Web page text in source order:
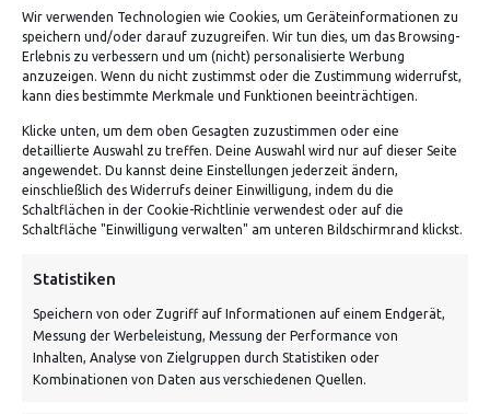
Wir verwenden Technologien wie Cookies, um Geräteinformationen zu
speichern und/oder darauf zuzugreifen. Wir tun dies, um das Browsing-
Erlebnis zu verbessern und um (nicht) personalisierte Werbung
anzuzeigen. Wenn du nicht zustimmst oder die Zustimmung widerrufst,
kann dies bestimmte Merkmale und Funktionen beeinträchtigen.
Klicke unten, um dem oben Gesagten zuzustimmen oder eine
detaillierte Auswahl zu treffen. Deine Auswahl wird nur auf dieser Seite
angewendet. Du kannst deine Einstellungen jederzeit ändern,
einschließlich des Widerrufs deiner Einwilligung, indem du die
Schaltflächen in der Cookie-Richtlinie verwendest oder auf die
Schaltfläche "Einwilligung verwalten" am unteren Bildschirmrand klickst.
Statistiken
Speichern von oder Zugriff auf Informationen auf einem Endgerät,
Messung der Werbeleistung, Messung der Performance von
Inhalten, Analyse von Zielgruppen durch Statistiken oder
Kombinationen von Daten aus verschiedenen Quellen.
ADRESSE
Von Tiling GmbH
Bahnhofstraße 3, 06268 Nemsdorf-Göhrendorf
Kontakt: Mo - Fr von 10:00 bis 18:00 Uhr